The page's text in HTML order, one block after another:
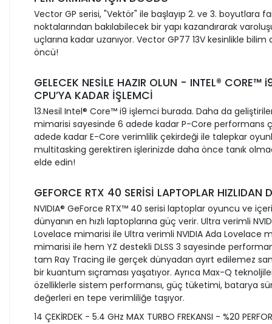
Vector GP serisi, "Vektör" ile başlayıp 2. ve 3. boyutlara
noktalarından bakılabilecek bir yapı kazandırarak
uçlarına kadar uzanıyor. Vector GP77 13V kesinlikle bilim
öncü!
GELECEK NESİLE HAZIR OLUN - INTEL® CORE™
CPU’YA KADAR İŞLEMCİ
13.Nesil Intel® Core™ i9 işlemci burada. Daha da
mimarisi sayesinde 6 adede kadar P-Core performans
adede kadar E-Core verimlilik çekirdeği ile talepkar
multitasking gerektiren işlerinizde daha önce tanık
elde edin!
GEFORCE RTX 40 SERİSİ LAPTOPLAR HIZLIDAN
NVIDIA® GeForce RTX™ 40 serisi laptoplar oyuncu ve
dünyanın en hızlı laptoplarına güç verir. Ultra verimli
Lovelace mimarisi ile Ultra verimli NVIDIA Ada Lovelace
mimarisi ile hem YZ destekli DLSS 3 sayesinde
tam Ray Tracing ile gerçek dünyadan ayırt edilemez
bir kuantum sıçraması yaşatıyor. Ayrıca Max-Q
özelliklerle sistem performansı, güç tüketimi, batarya
değerleri en tepe verimliliğe taşıyor.
14 ÇEKİRDEK - 5.4 GHz MAX TURBO FREKANSI - %20